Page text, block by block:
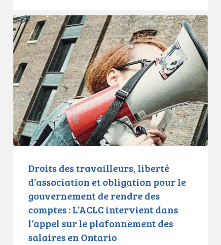
en
Ontario
Droits
des
travailleurs,
liberté
d’association
et
obligation
pour
le
gouvernement
comptes
L’ACLC
intervient
dans
Droits des travailleurs, liberté
d’association et obligation pour le
gouvernement de rendre des
comptes : L’ACLC intervient dans
l’appel sur le plafonnement des
salaires en Ontario